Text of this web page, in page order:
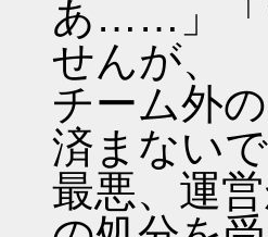
あ……」「
せんが、
チーム外
済まないで
最悪、運